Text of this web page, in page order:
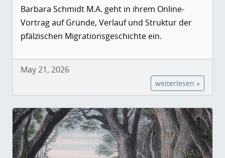
Barbara Schmidt M.A. geht in ihrem Online-
Vortrag auf Gründe, Verlauf und Struktur der
pfälzischen Migrationsgeschichte ein.
May 21, 2026
weiterlesen »